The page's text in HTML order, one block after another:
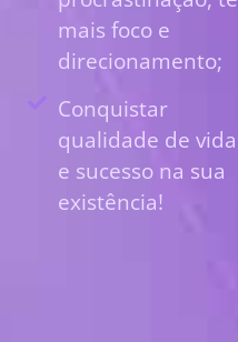
mais foco e
direcionamento;
Conquistar
qualidade de vida
e sucesso na sua
existência!